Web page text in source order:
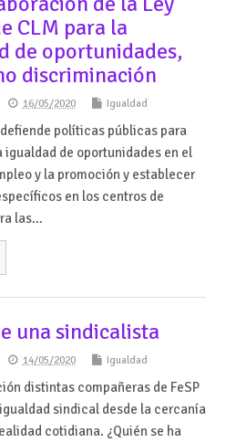
CLM para la
de oportunidades,
discriminación
16/05/2020 Igualdad
políticas públicas para
igualdad de oportunidades en el
y la promoción y establecer
en los centros de
las…
una sindicalista
14/05/2020 Igualdad
distintas compañeras de FeSP
sindical desde la cercanía
cotidiana. ¿Quién se ha